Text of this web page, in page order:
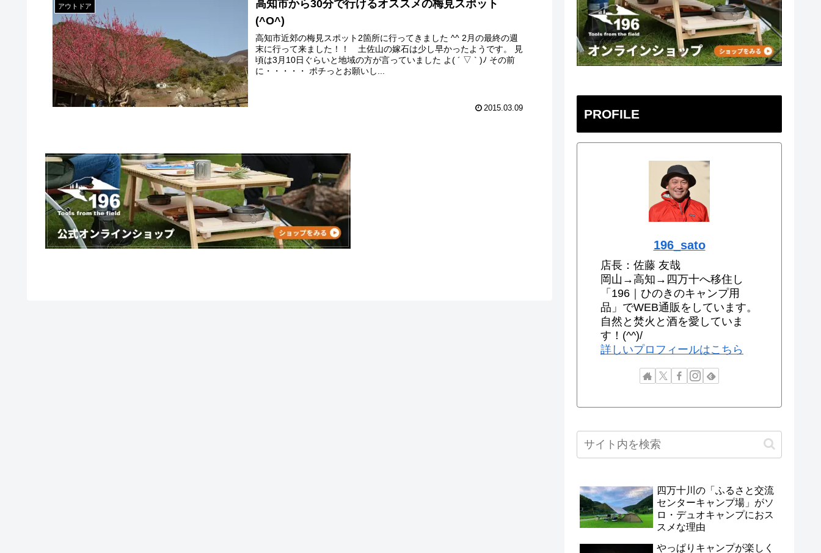
アウトドア
高知市から30分で行けるオススメの梅見スポット
(^O^)
高知市近郊の梅見スポット2箇所に行ってきました ^^ 2月の最終の週
末に行って来ました！！ 土佐山の嫁石は少し早かったようです。 見
頃は3月10日ぐらいと地域の方が言っていました よ( ´ ▽ ` )ﾉ その前
に・・・・・ ポチっとお願いし...
2015.03.09 PROFILE
196_sato
店長：佐藤 友哉
岡山→高知→四万十へ移住し
「196｜ひのきのキャンプ用
品」でWEB通販をしています。
自然と焚火と酒を愛していま
す！(^^)/
詳しいプロフィールはこちら
四万十川の「ふるさと交流
センターキャンプ場」がソ
ロ・デュオキャンプにおス
スメな理由
やっぱりキャンプが楽しく